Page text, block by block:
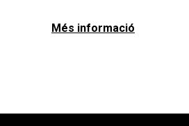
Més informació